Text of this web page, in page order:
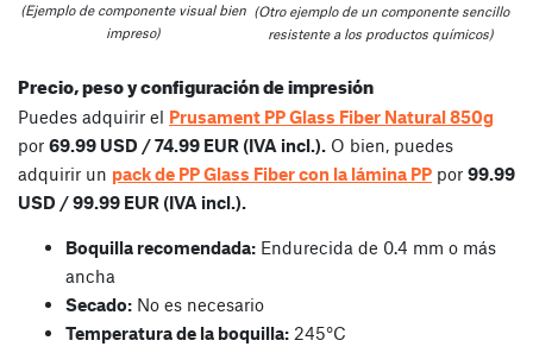
(Ejemplo de componente visual bien
impreso)
(Otro ejemplo de un componente sencillo
resistente a los productos químicos)
Precio, peso y configuración de impresión
Puedes adquirir el Prusament PP Glass Fiber Natural 850g
por 69.99 USD / 74.99 EUR (IVA incl.). O bien, puedes
adquirir un pack de PP Glass Fiber con la lámina PP por 99.99
USD / 99.99 EUR (IVA incl.).
Boquilla recomendada: Endurecida de 0.4 mm o más
ancha
Secado: No es necesario
Temperatura de la boquilla: 245°C